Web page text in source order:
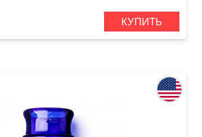
КУПИТЬ